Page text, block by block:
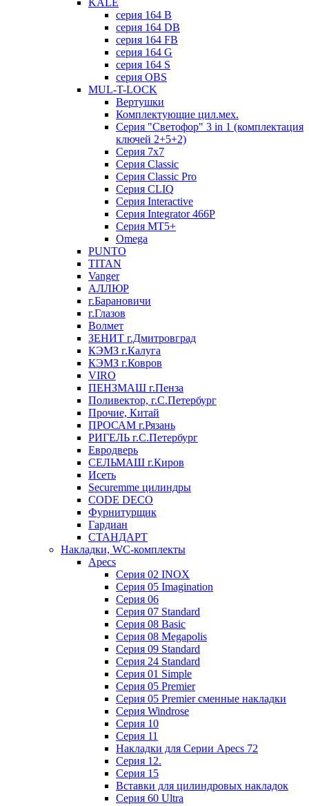
KALE
серия 164 B
серия 164 DB
серия 164 FB
серия 164 G
серия 164 S
серия OBS
MUL-T-LOCK
Вертушки
Комплектующие цил.мех.
Серия "Светофор" 3 in 1 (комплектация
ключей 2+5+2)
Серия 7х7
Серия Classic
Серия Classic Pro
Серия CLIQ
Серия Interactive
Серия Integrator 466P
Серия MT5+
Omega
PUNTO
TITAN
Vanger
АЛЛЮР
г.Барановичи
г.Глазов
Волмет
ЗЕНИТ г.Дмитровград
КЭМЗ г.Калуга
КЭМЗ г.Ковров
VIRO
ПЕНЗМАШ г.Пенза
Поливектор, г.С.Петербург
Прочие, Китай
ПРОСАМ г.Рязань
РИГЕЛЬ г.С.Петербург
Евродверь
СЕЛЬМАШ г.Киров
Исеть
Securemme цилиндры
CODE DECO
Фурнитурщик
Гардиан
СТАНДАРТ
Накладки, WC-комплекты
Apecs
Cерия 02 INOX
Cерия 05 Imagination
Cерия 06
Cерия 07 Standard
Cерия 08 Basic
Cерия 08 Megapolis
Cерия 09 Standard
Cерия 24 Standard
Серия 01 Simple
Серия 05 Premier
Серия 05 Premier сменные накладки
Cерия Windrose
Серия 10
Серия 11
Накладки для Серии Apecs 72
Серия 12.
Серия 15
Вставки для цилиндровых накладок
Серия 60 Ultra